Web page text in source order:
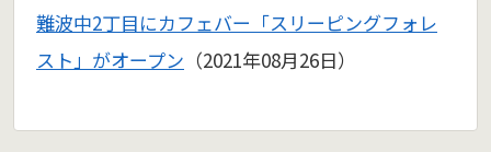
難波中2丁目にカフェバー「スリーピングフォレ
スト」がオープン （2021年08月26日）